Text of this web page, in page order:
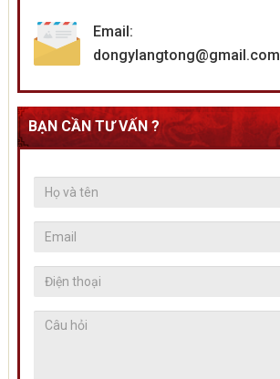
Email:
dongylangtong@gmail.com
BẠN CẦN TƯ VẤN ?